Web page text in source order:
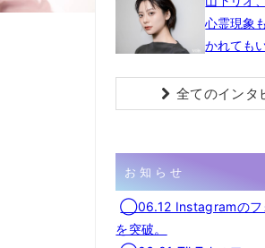
心霊現象
かれても
全てのインタ
お知らせ
◯06.12 Instagramのフ
を突破。